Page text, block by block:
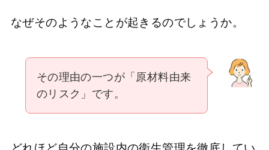
なぜそのようなことが起きるのでしょうか。
その理由の一つが「原材料由来
のリスク」です。